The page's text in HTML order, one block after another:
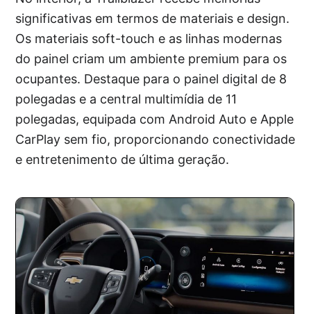
significativas em termos de materiais e design.
Os materiais soft-touch e as linhas modernas
do painel criam um ambiente premium para os
ocupantes. Destaque para o painel digital de 8
polegadas e a central multimídia de 11
polegadas, equipada com Android Auto e Apple
CarPlay sem fio, proporcionando conectividade
e entretenimento de última geração.